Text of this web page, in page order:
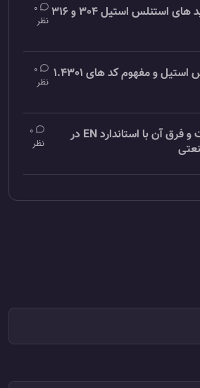
استاندارد AISI در گرید های استنلس استیل 304 و 316
0
نظر
استاندارد DIN استنلس استیل و مفهوم کد های 1.4301
0
نظر
استاندارد AISI چیست و فرق آن با استاندارد EN در
0
نظر